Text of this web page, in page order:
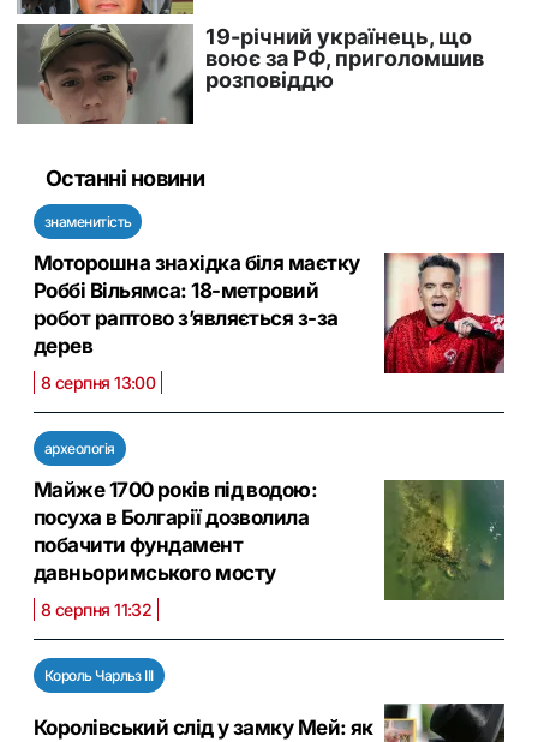
Останні новини
знаменитість
Моторошна знахідка біля маєтку
Роббі Вільямса: 18-метровий
робот раптово з’являється з-за
дерев
8 серпня 13:00
археологія
Майже 1700 років під водою:
посуха в Болгарії дозволила
побачити фундамент
давньоримського мосту
8 серпня 11:32
Король Чарльз III
Королівський слід у замку Мей: як